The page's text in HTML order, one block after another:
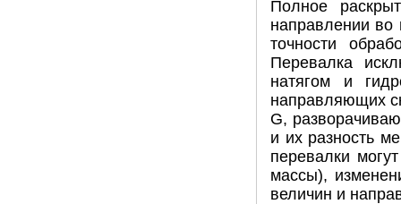
Полное
направлении во
точности
Перевалка
натягом и
направляющих
G,
и их разность
перевалки
массы),
величин и